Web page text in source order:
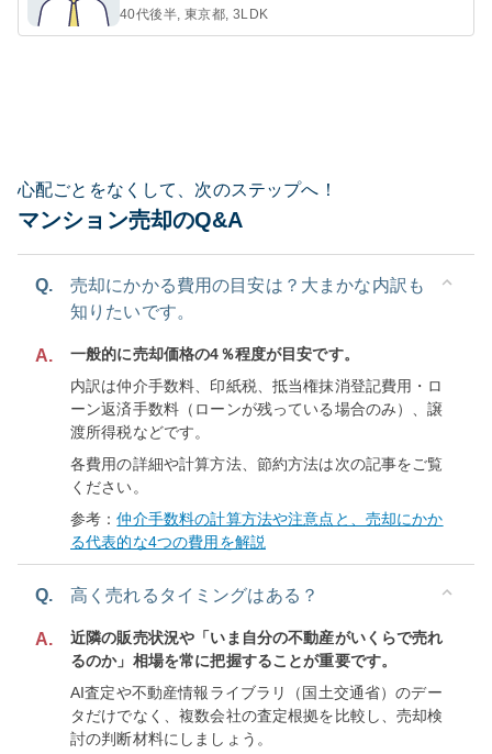
40代後半, 東京都, 3LDK
心配ごとをなくして、次のステップへ！
マンション売却のQ&A
Q.
売却にかかる費用の目安は？大まかな内訳も
知りたいです。
A.
一般的に売却価格の4％程度が目安です。
内訳は仲介手数料、印紙税、抵当権抹消登記費用・ロ
ーン返済手数料（ローンが残っている場合のみ）、譲
渡所得税などです。
各費用の詳細や計算方法、節約方法は次の記事をご覧
ください。
参考：仲介手数料の計算方法や注意点と、売却にかか
る代表的な4つの費用を解説
Q. 高く売れるタイミングはある？
A.
近隣の販売状況や「いま自分の不動産がいくらで売れ
るのか」相場を常に把握することが重要です。
AI査定や不動産情報ライブラリ（国土交通省）のデー
タだけでなく、複数会社の査定根拠を比較し、売却検
討の判断材料にしましょう。